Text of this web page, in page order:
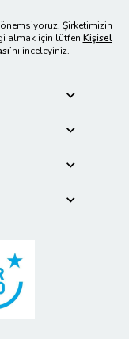
Şirketimizin
almak için lütfen Kişisel
’nı inceleyiniz.